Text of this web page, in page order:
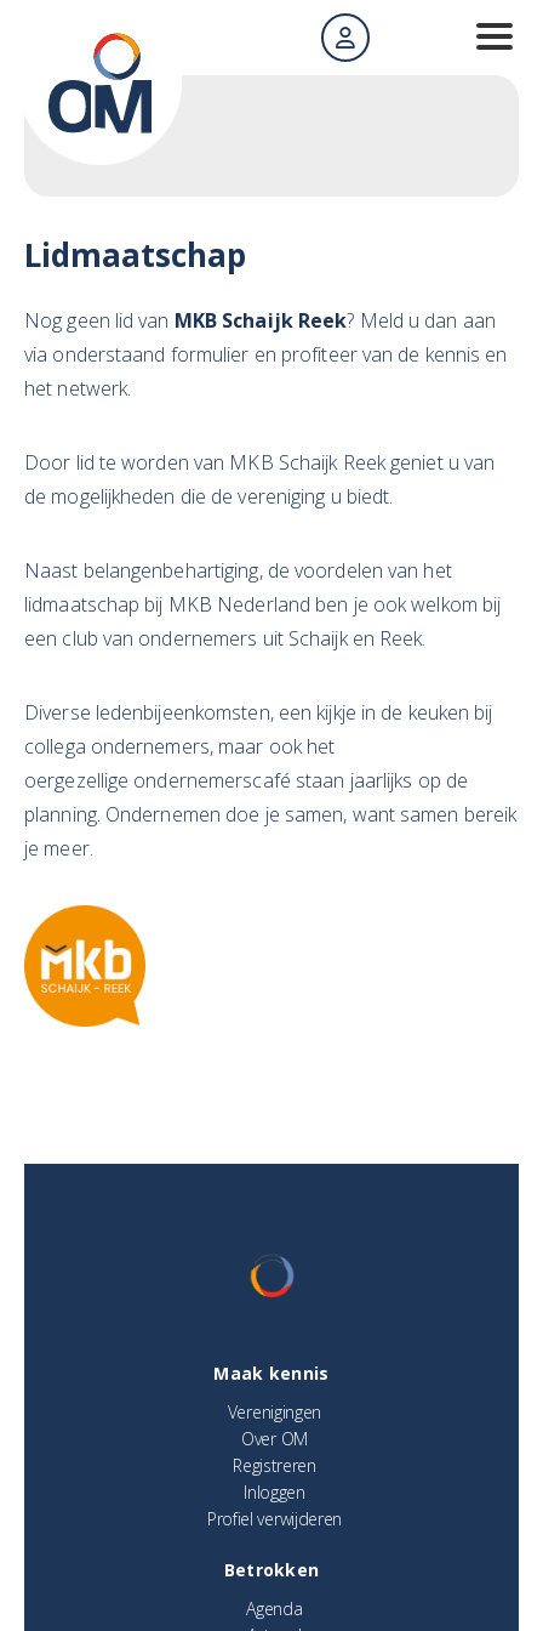
Lidmaatschap
Nog geen lid van MKB Schaijk Reek? Meld u dan aan
via onderstaand formulier en profiteer van de kennis en
het netwerk.
Door lid te worden van MKB Schaijk Reek geniet u van
de mogelijkheden die de vereniging u biedt.
Naast belangenbehartiging, de voordelen van het
lidmaatschap bij MKB Nederland ben je ook welkom bij
een club van ondernemers uit Schaijk en Reek.
Diverse ledenbijeenkomsten, een kijkje in de keuken bij
collega ondernemers, maar ook het
oergezellige ondernemerscafé staan jaarlijks op de
planning. Ondernemen doe je samen, want samen bereik
je meer.
Maak kennis
Verenigingen
Over OM
Registreren
Inloggen
Profiel verwijderen
Betrokken
Agenda